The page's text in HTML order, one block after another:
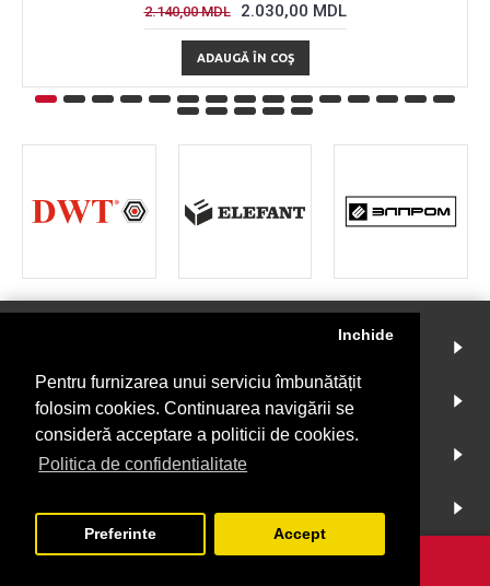
Pentru furnizarea unui serviciu îmbunătățit
folosim cookies. Continuarea navigării se
consideră acceptare a politicii de cookies.
Politica de confidentialitate
Inchide
Preferinte Accept
2.140,00 MDL 2.030,00 MDL
ADAUGĂ ÎN COŞ
CONT
Copyright © 2019 |Creare magazin online